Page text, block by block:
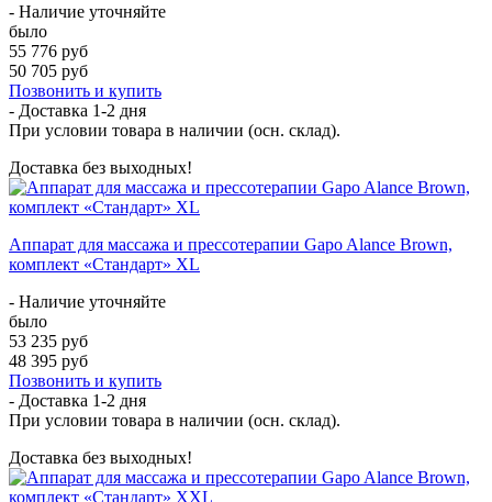
- Наличие уточняйте
было
55 776 руб
50 705 руб
Позвонить и купить
- Доставка 1-2 дня
При условии товара в наличии (осн. склад).
Доставка без выходных!
Аппарат для массажа и прессотерапии Gapo Alance Brown,
комплект «Стандарт» XL
- Наличие уточняйте
было
53 235 руб
48 395 руб
Позвонить и купить
- Доставка 1-2 дня
При условии товара в наличии (осн. склад).
Доставка без выходных!